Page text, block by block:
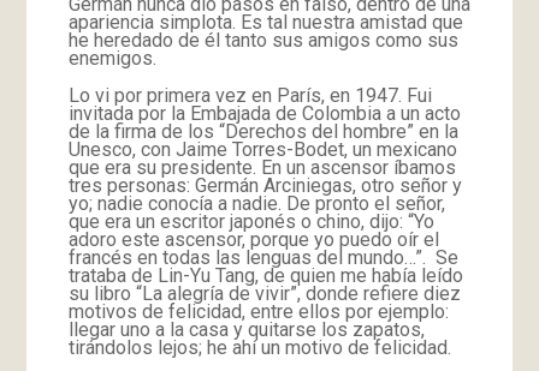
apariencia simplota. Es tal nuestra amistad que
he heredado de él tanto sus amigos como sus
enemigos.
Lo vi por primera vez en París, en 1947. Fui
invitada por la Embajada de Colombia a un acto
de la firma de los “Derechos del hombre” en la
Unesco, con Jaime Torres-Bodet, un mexicano
que era su presidente. En un ascensor íbamos
tres personas: Germán Arciniegas, otro señor y
yo; nadie conocía a nadie. De pronto el señor,
que era un escritor japonés o chino, dijo: “Yo
adoro este ascensor, porque yo puedo oír el
francés en todas las lenguas del mundo…”. Se
trataba de Lin-Yu Tang, de quien me había leído
su libro “La alegría de vivir”, donde refiere diez
motivos de felicidad, entre ellos por ejemplo:
llegar uno a la casa y quitarse los zapatos,
tirándolos lejos; he ahí un motivo de felicidad.